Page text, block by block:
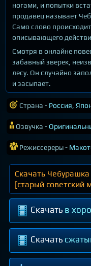
ногами, и попытки
продавец называет
Само слово
описывающего
Смотря в онлайне
забавный зверек,
лесу. Он случайно
и засыпает.
Страна - Россия,
Озвучка -
Режиссереры -
Скачать
[старый советский
Скачать в
Скачать